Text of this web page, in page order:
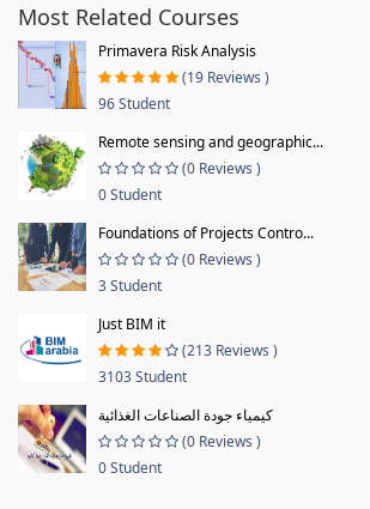
Most Related Courses
Primavera Risk Analysis
(19 Reviews )
96 Student
Remote sensing and geographic...
(0 Reviews )
0 Student
Foundations of Projects Contro...
(0 Reviews )
3 Student
Just BIM it
(213 Reviews )
3103 Student
كيمياء جودة الصناعات الغذائية
(0 Reviews )
0 Student